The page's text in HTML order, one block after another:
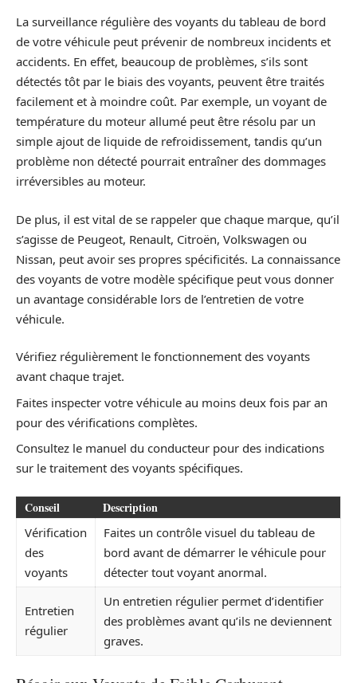
La surveillance régulière des voyants du tableau de bord
de votre véhicule peut prévenir de nombreux incidents et
accidents. En effet, beaucoup de problèmes, s’ils sont
détectés tôt par le biais des voyants, peuvent être traités
facilement et à moindre coût. Par exemple, un voyant de
température du moteur allumé peut être résolu par un
simple ajout de liquide de refroidissement, tandis qu’un
problème non détecté pourrait entraîner des dommages
irréversibles au moteur.
De plus, il est vital de se rappeler que chaque marque, qu’il
s’agisse de Peugeot, Renault, Citroën, Volkswagen ou
Nissan, peut avoir ses propres spécificités. La connaissance
des voyants de votre modèle spécifique peut vous donner
un avantage considérable lors de l’entretien de votre
véhicule.
Vérifiez régulièrement le fonctionnement des voyants
avant chaque trajet.
Faites inspecter votre véhicule au moins deux fois par an
pour des vérifications complètes.
Consultez le manuel du conducteur pour des indications
sur le traitement des voyants spécifiques.
Conseil Description
Vérification
des
voyants
Faites un contrôle visuel du tableau de
bord avant de démarrer le véhicule pour
détecter tout voyant anormal.
Entretien
régulier
Un entretien régulier permet d’identifier
des problèmes avant qu’ils ne deviennent
graves.